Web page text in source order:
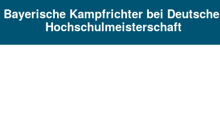
Bayerische Kampfrichter bei
Hochschulmeisterschaft